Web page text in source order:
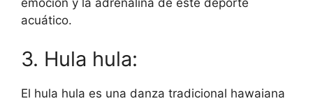
emoción y la adrenalina de este deporte
acuático.
3. Hula hula:
El hula hula es una danza tradicional hawaiana